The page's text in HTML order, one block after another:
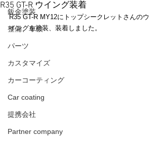
鈑金塗装
整備、車検
パーツ
カスタマイズ
カーコーティング
Car coating
提携会社
Partner company
R35 GT-R ウイング装着
R35 GT-R MY12にトップシークレットさんのウ
イングを塗装、装着しました。